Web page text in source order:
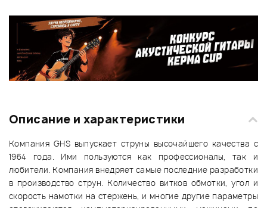
Описание и характеристики
Компания GHS выпускает струны высочайшего качества с
1964 года. Ими пользуются как профессионалы, так и
любители. Компания внедряет самые последние разработки
в производство струн. Количество витков обмотки, угол и
скорость намотки на стержень, и многие другие параметры